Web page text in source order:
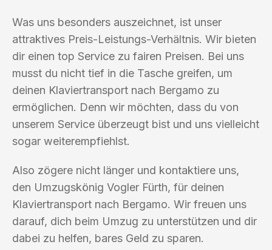
Was uns besonders auszeichnet, ist unser
attraktives Preis-Leistungs-Verhältnis. Wir bieten
dir einen top Service zu fairen Preisen. Bei uns
musst du nicht tief in die Tasche greifen, um
deinen Klaviertransport nach Bergamo zu
ermöglichen. Denn wir möchten, dass du von
unserem Service überzeugt bist und uns vielleicht
sogar weiterempfiehlst.
Also zögere nicht länger und kontaktiere uns,
den Umzugskönig Vogler Fürth, für deinen
Klaviertransport nach Bergamo. Wir freuen uns
darauf, dich beim Umzug zu unterstützen und dir
dabei zu helfen, bares Geld zu sparen.